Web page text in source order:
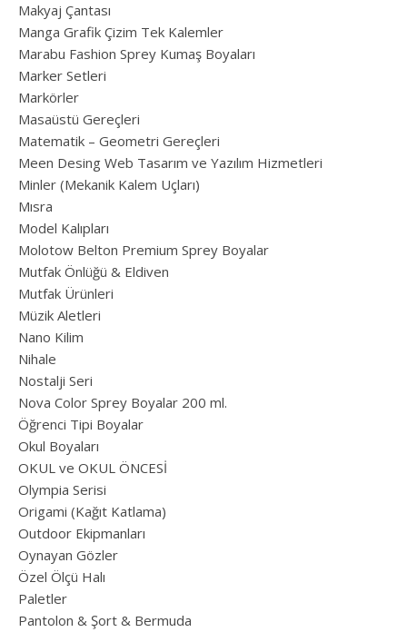
Makyaj Çantası
Manga Grafik Çizim Tek Kalemler
Marabu Fashion Sprey Kumaş Boyaları
Marker Setleri
Markörler
Masaüstü Gereçleri
Matematik – Geometri Gereçleri
Meen Desing Web Tasarım ve Yazılım Hizmetleri
Minler (Mekanik Kalem Uçları)
Mısra
Model Kalıpları
Molotow Belton Premium Sprey Boyalar
Mutfak Önlüğü & Eldiven
Mutfak Ürünleri
Müzik Aletleri
Nano Kilim
Nihale
Nostalji Seri
Nova Color Sprey Boyalar 200 ml.
Öğrenci Tipi Boyalar
Okul Boyaları
OKUL ve OKUL ÖNCESİ
Olympia Serisi
Origami (Kağıt Katlama)
Outdoor Ekipmanları
Oynayan Gözler
Özel Ölçü Halı
Paletler
Pantolon & Şort & Bermuda